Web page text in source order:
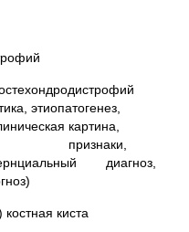
картина,
признаки,
диагноз,
киста